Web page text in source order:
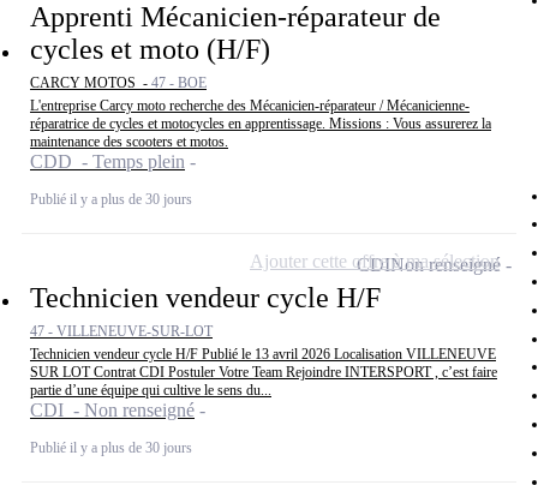
Apprenti Mécanicien-réparateur de
cycles et moto (H/F)
CARCY MOTOS - 47 - BOE
L'entreprise Carcy moto recherche des Mécanicien-réparateur / Mécanicienne-
réparatrice de cycles et motocycles en apprentissage. Missions : Vous assurerez la
maintenance des scooters et motos.
CDD - Temps plein
Publié il y a plus de 30 jours
Technicien vendeur cycle H/F
47 - VILLENEUVE-SUR-LOT
Technicien vendeur cycle H/F Publié le 13 avril 2026 Localisation VILLENEUVE
SUR LOT Contrat CDI Postuler Votre Team Rejoindre INTERSPORT , c’est faire
partie d’une équipe qui cultive le sens du...
CDI - Non renseigné
Publié il y a plus de 30 jours
CDINon renseigné
Ajouter cette offre à ma sélection